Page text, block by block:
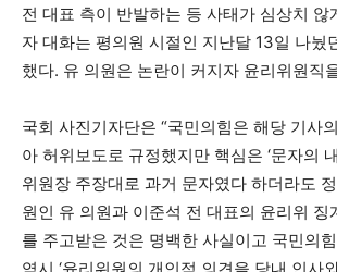
전 대표 측이 반발하는 등 사태가 심상치 않
자 대화는 평의원 시절인 지난달 13일 나눴
했다. 유 의원은 논란이 커지자 윤리위원직
국회 사진기자단은 “국민의힘은 해당 기사
아 허위보도로 규정했지만 핵심은 ‘문자의
위원장 주장대로 과거 문자였다 하더라도
원인 유 의원과 이준석 전 대표의 윤리위 징
를 주고받은 것은 명백한 사실이고 국민의